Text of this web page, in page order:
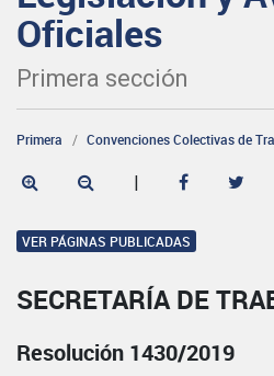
Oficiales
Primera sección
Primera Convenciones Colectivas de
|
VER PÁGINAS PUBLICADAS
SECRETARÍA DE
Resolución 1430/2019